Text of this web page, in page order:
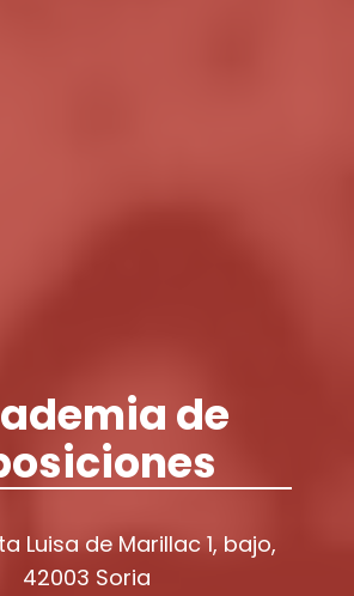
de
Luisa de Marillac 1, bajo,
42003 Soria